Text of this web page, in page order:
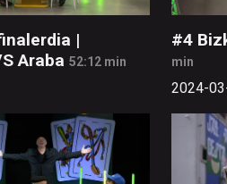
|
Araba 52:12 min
#4
min
2024-